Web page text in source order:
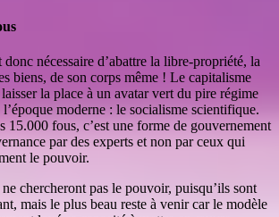
nécessaire d’abattre la libre-propriété, la
biens, de son corps même ! Le capitalisme
la place à un avatar vert du pire régime
moderne : le socialisme scientifique.
15.000 fous, c’est une forme de gouvernement
par des experts et non par ceux qui
le pouvoir.
chercheront pas le pouvoir, puisqu’ils sont
mais le plus beau reste à venir car le modèle